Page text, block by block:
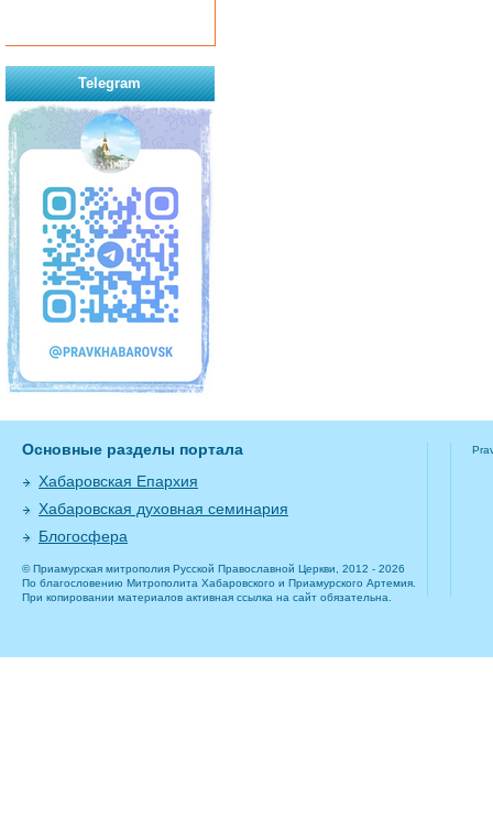
Telegram
Основные разделы портала
Хабаровская Епархия
Хабаровская духовная семинария
Блогосфера
© Приамурская митрополия Русской Православной Церкви, 2012 - 2026
По благословению Митрополита Хабаровского и Приамурского Артемия.
При копировании материалов активная ссылка на сайт обязательна.